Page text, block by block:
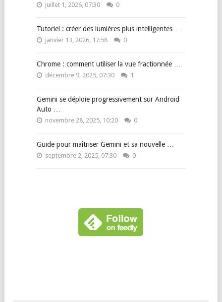
juillet 1, 2026, 07:30 0
Tutoriel : créer des lumières plus intelligentes …
janvier 13, 2026, 17:58 0
Chrome : comment utiliser la vue fractionnée …
décembre 9, 2025, 07:30 1
Gemini se déploie progressivement sur Android
Auto …
novembre 28, 2025, 10:20 0
Guide pour maîtriser Gemini et sa nouvelle …
septembre 2, 2025, 07:30 0